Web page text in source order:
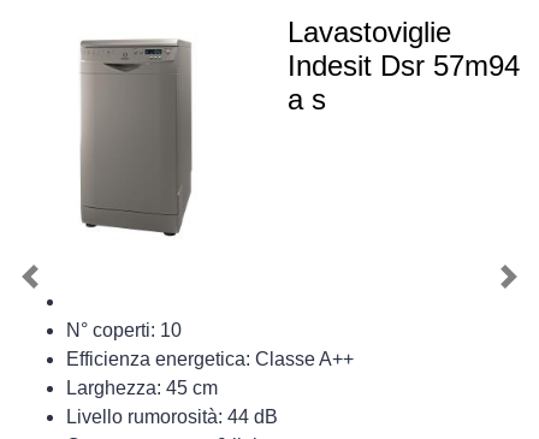
Lavastoviglie
Indesit Dsr 57m94
a s
N° coperti: 10
Efficienza energetica: Classe A++
Larghezza: 45 cm
Livello rumorosità: 44 dB
Previous